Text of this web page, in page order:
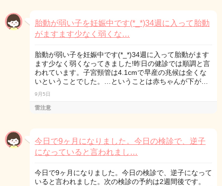
胎動が弱い子を妊娠中です(*_*)34週に入って胎動
がますます少なく弱くな…
胎動が弱い子を妊娠中です(*_*)34週に入って胎動がます
ます少なく弱くなってきました!昨日の健診では順調と言
われています。子宮頸管は4.1cmで早産の兆候は全くな
いということでした。…ということは赤ちゃんが下が…
9月5日
雷注意
今日で9ヶ月になりました。今日の検診で、逆子
になっていると言われまし…
今日で9ヶ月になりました。今日の検診で、逆子になって
いると言われました。次の検診の予約は2週間後です。